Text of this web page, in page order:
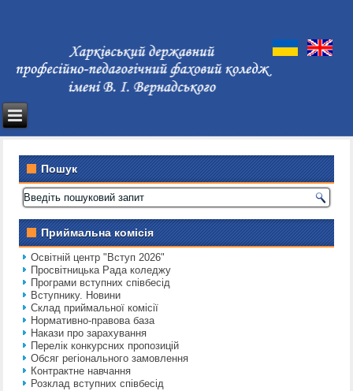
Пошук
Приймальна комісія
Освітній центр "Вступ 2026"
Просвітницька Рада коледжу
Програми вступних співбесід
Вступнику. Новини
Склад приймальної комісії
Нормативно-правова база
Накази про зарахування
Перелік конкурсних пропозицій
Обсяг регіонального замовлення
Контрактне навчання
Розклад вступних співбесід